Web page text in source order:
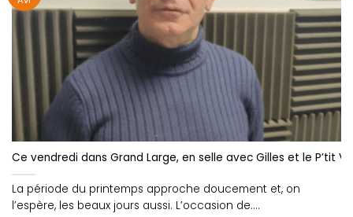
Ce vendredi dans Grand Large, en selle avec Gilles et le P’tit
La période du printemps approche doucement et, on
l’espère, les beaux jours aussi. L’occasion de....